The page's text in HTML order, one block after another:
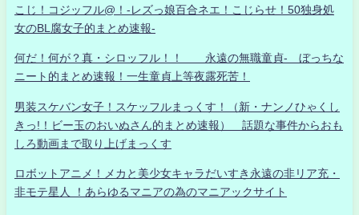
こじ！コジッフル@！-レズっ娘百合ネエ！こじらせ！50独身処
女のBL腐女子的まとめ速報-
何だ！何が？真・シロッフル！！ 永遠の無職童貞- ぼっちな
ニート的まとめ速報！一生童貞上等夜露死苦！
男装スケバン女子！スケッフルまっくす！（新・ナンノひゃくし
きっ!！ビー玉のおいぬさん的まとめ速報） 話題な事件からおも
しろ動画まで取り上げまっくす
ロボットアニメ！メカと美少女キャラだいすき永遠の非リア充・
非モテ星人 ！あらゆるマニアの為のマニアックサイト